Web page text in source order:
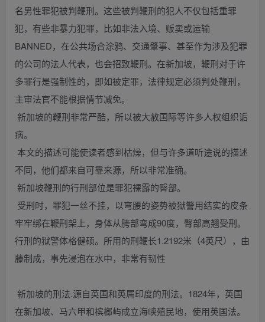
名男性罪犯被判鞭刑。这些被判鞭刑的犯人不仅包括重罪
犯，有些非暴力犯罪，比如非法入境、贩卖或运输
BANNED，在公共场合涂鸦、交通肇事、甚至作为涉及犯罪
的公司的法人代表，也会招致鞭刑。在新加坡，鞭刑对于许
多罪行是强制性的，即如被定罪，法律规定必须判处鞭刑，
主审法官不能根据情节减免。
新加坡的鞭刑非常严酷，所以被大赦国际等许多人权组织诟
病。
本文的描述可能使读者感到枯燥，但与许多道听途说的描述
不同，他们都来自可靠来源，所以非常准确。
新加坡鞭刑的行刑部位是罪犯裸露的臀部。
受刑时，罪犯一丝不挂，以弯腰的姿势被狱警用结实的皮条
牢牢绑在鞭刑架上，身体从胯部弯成90度，臀部高翘受刑。
行刑的狱警体格健硕。所用的刑鞭长1.2192米（4英尺），由
藤制成，事先浸泡在水中，非常有韧性
新加坡的刑法.源自英国和英属印度的刑法。1824年，英国
在新加坡、马六甲和槟榔屿成立海峡殖民地，使用英国法。